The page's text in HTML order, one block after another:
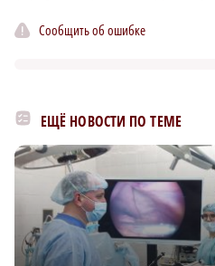
Сообщить об ошибке
ЕЩЁ НОВОСТИ ПО ТЕМЕ